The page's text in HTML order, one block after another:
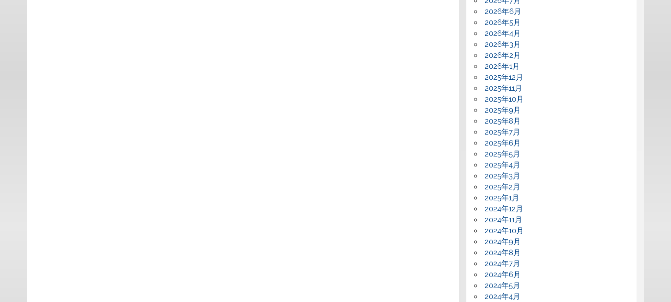
2026年6月
2026年5月
2026年4月
2026年3月
2026年2月
2026年1月
2025年12月
2025年11月
2025年10月
2025年9月
2025年8月
2025年7月
2025年6月
2025年5月
2025年4月
2025年3月
2025年2月
2025年1月
2024年12月
2024年11月
2024年10月
2024年9月
2024年8月
2024年7月
2024年6月
2024年5月
2024年4月